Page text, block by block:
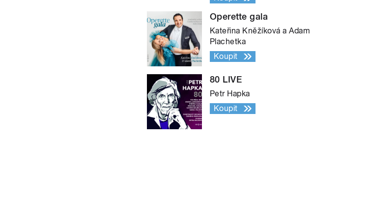
Operette gala
Kateřina Kněžíková a Adam
Plachetka
Koupit
80 LIVE
Petr Hapka
Koupit